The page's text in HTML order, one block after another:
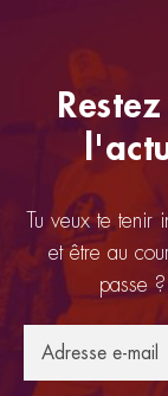
Tu veux te tenir
et être au
passe